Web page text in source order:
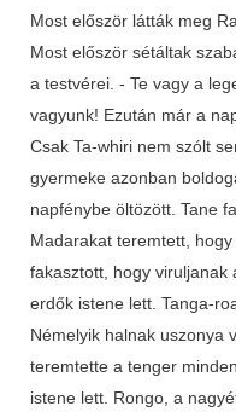
Most először látták meg
Most először sétáltak
a testvérei. - Te vagy a
vagyunk! Ezután már a
Csak Ta-whiri nem szólt
gyermeke azonban
napfénybe öltözött. Tane
Madarakat teremtett,
fakasztott, hogy viruljanak
erdők istene lett. Tanga-
Némelyik halnak uszonya
teremtette a tenger
istene lett. Rongo, a